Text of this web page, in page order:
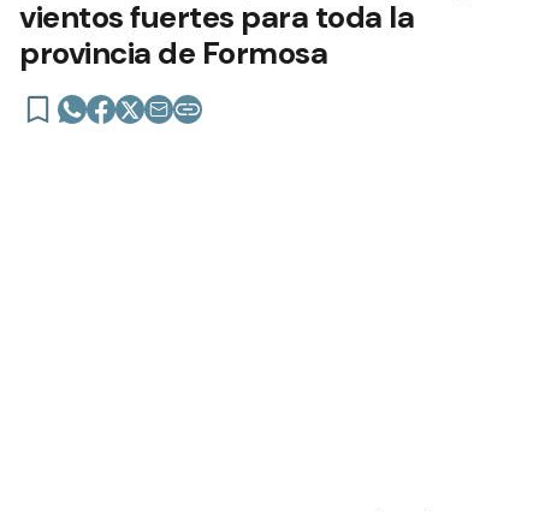
vientos fuertes para toda la
provincia de Formosa